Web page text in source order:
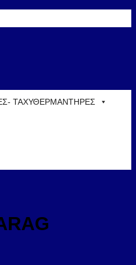
ΤΑΧΥΘΕΡΜΑΝΤΗΡΕΣ